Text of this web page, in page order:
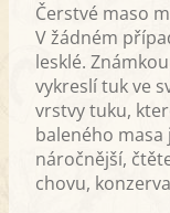
Čerstvé maso
V žádném
lesklé.
vykreslí tuk ve
vrstvy tuku,
baleného
náročnější,
chovu,